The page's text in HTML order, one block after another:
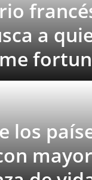
a
los
mayor